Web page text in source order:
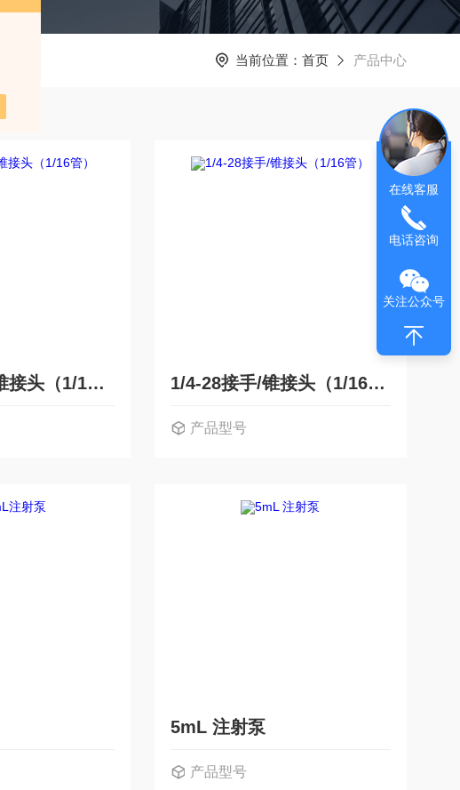
当前位置： 首页 产品中心
1/4-28接手/ 锥接头（1/16管） 1/4-28接手/锥接头（1/16管）
产品型号
5mL 注射泵
产品型号
在线客服
电话咨询
关注公众号